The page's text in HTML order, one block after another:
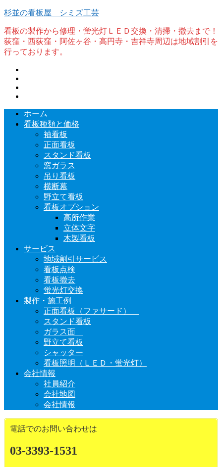
杉並の看板屋 シミズ工芸
看板の製作から修理・蛍光灯ＬＥＤ交換・清掃・撤去まで！
荻窪・西荻窪・阿佐ヶ谷・高円寺・吉祥寺周辺は地域割引を
行っております。
ホーム
看板種類と価格
袖看板
正面看板
スタンド看板
窓ガラス
吊り看板
横断幕
野立て看板
看板オプション
高所作業
立体文字
木製看板
サービス
地域割引サービス
看板点検
看板撤去
蛍光灯交換
製作・施工例
正面看板（ファサード）
スタンド看板
ガラス面
野立て看板
シャッター
看板照明（ＬＥＤ・蛍光灯）
会社情報
社員紹介
会社地図
会社情報
電話でのお問い合わせは
03-3393-1531